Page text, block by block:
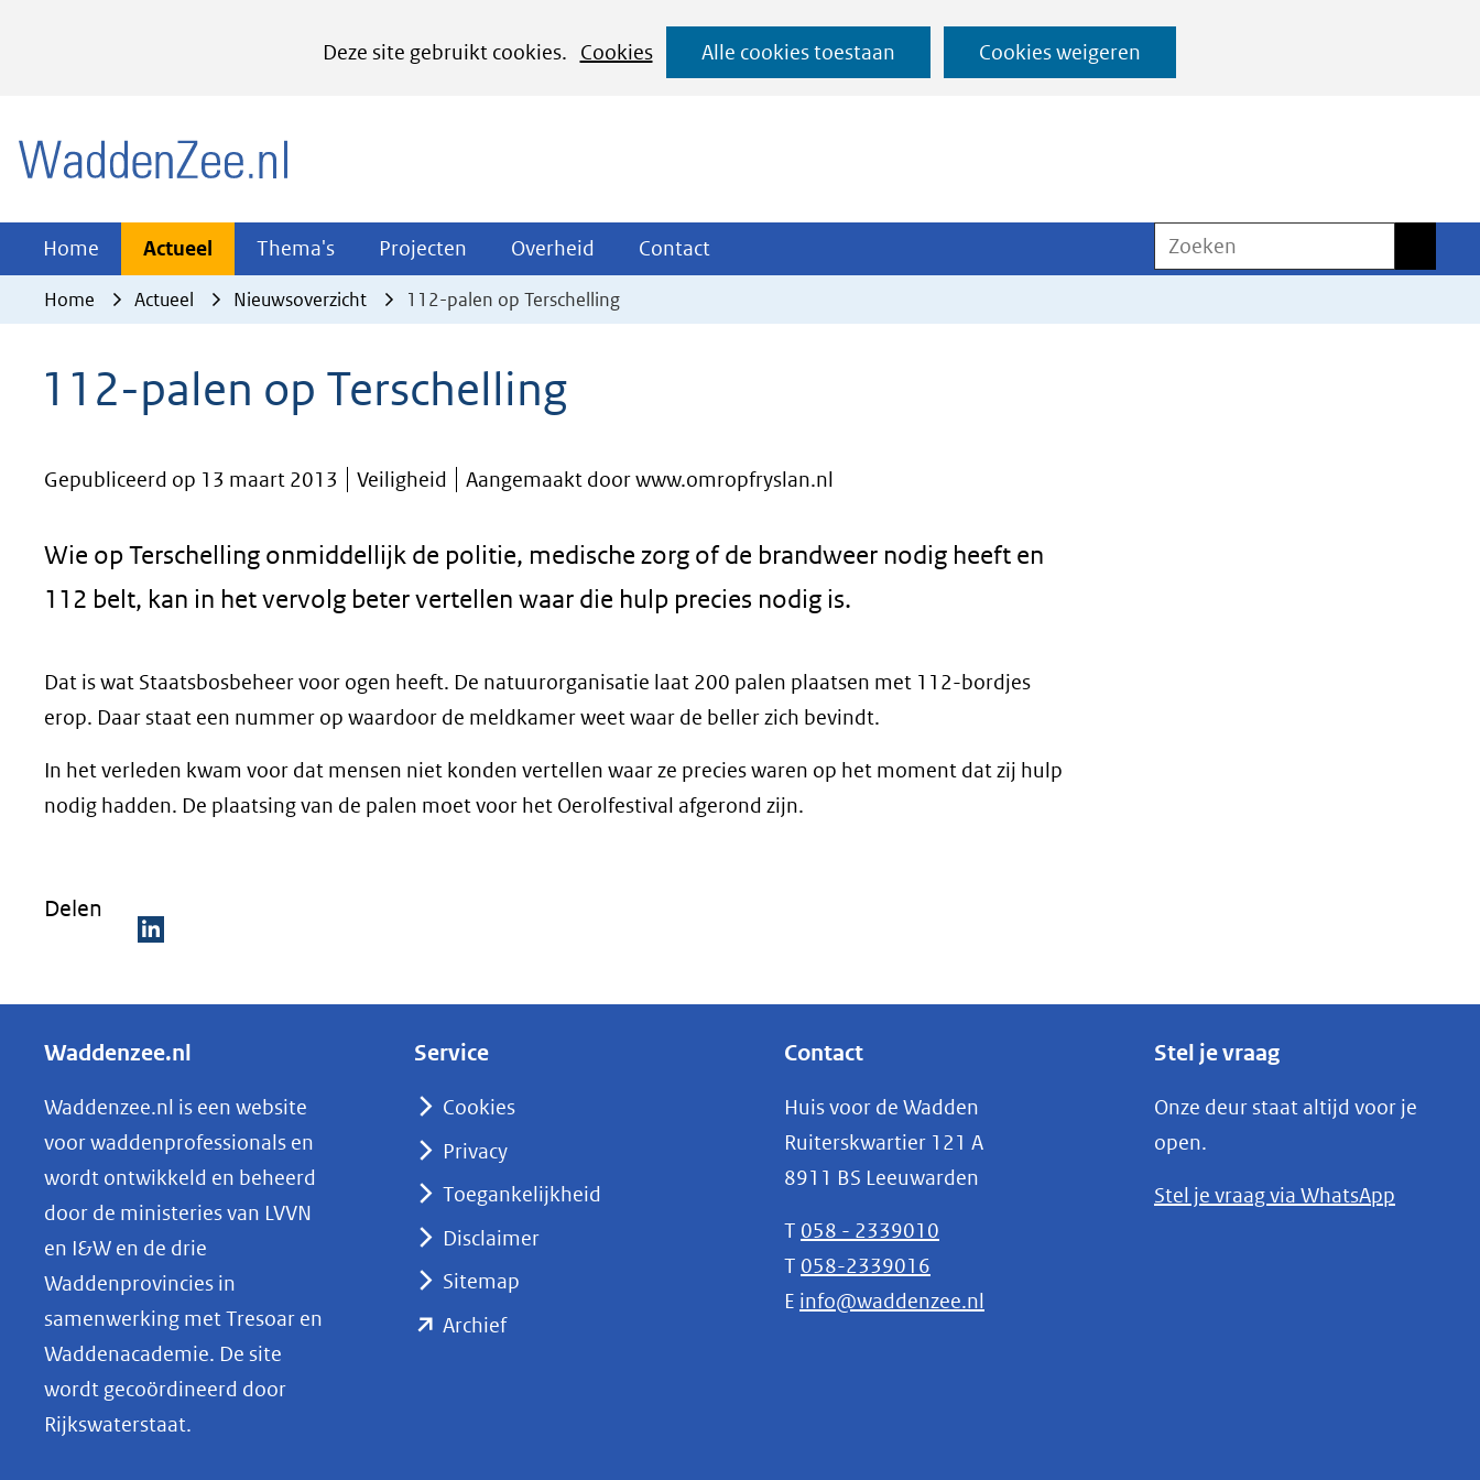
Deze site gebruikt cookies.
Cookies
het
cookies
website
worden
Alle cookies toestaan Cookies weigeren
Ga
naar
Home Actueel Actueel
Uitklappen
Thema's Thema's
Uitklappen
Projecten Projecten
Uitklappen
Overheid Overheid
Uitklappen
Contact
Uitklappen
Zoeken
Home Actueel Nieuwsoverzicht 112-palen op Terschelling
112-palen op Terschelling
Gepubliceerd op 13 maart 2013 Veiligheid Aangemaakt door www.omropfryslan.nl
Wie op Terschelling onmiddellijk de politie, medische zorg of de brandweer nodig heeft en
112 belt, kan in het vervolg beter vertellen waar die hulp precies nodig is.
Dat is wat Staatsbosbeheer voor ogen heeft. De natuurorganisatie laat 200 palen plaatsen met 112-bordjes
erop. Daar staat een nummer op waardoor de meldkamer weet waar de beller zich bevindt.
In het verleden kwam voor dat mensen niet konden vertellen waar ze precies waren op het moment dat zij hulp
nodig hadden. De plaatsing van de palen moet voor het Oerolfestival afgerond zijn.
Delen
e
e
n
o
p
L
k
e
d
I
n
Waddenzee.nl
Waddenzee.nl is een website
voor waddenprofessionals en
wordt ontwikkeld en beheerd
door de ministeries van LVVN
en I&W en de drie
Waddenprovincies in
samenwerking met Tresoar en
Waddenacademie. De site
wordt gecoördineerd door
Rijkswaterstaat.
Service
Cookies
Privacy
Toegankelijkheid
Disclaimer
Sitemap
Archief(opent
Contact
Huis voor de Wadden
Ruiterskwartier 121 A
8911 BS Leeuwarden
T 058 - 2339010
T 058-2339016
E info@waddenzee.nl
Stel je vraag
Onze deur staat altijd voor je
open.
Stel je vraag via WhatsApp